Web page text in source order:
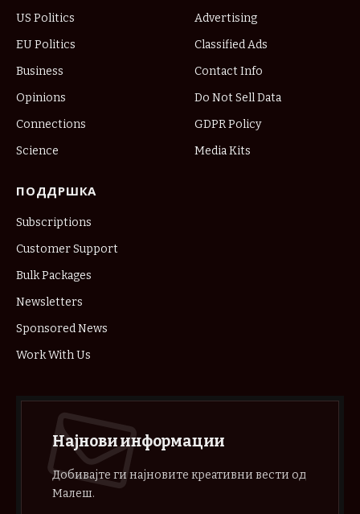
US Politics
EU Politics
Business
Opinions
Connections
Science
Advertising
Classified Ads
Contact Info
Do Not Sell Data
GDPR Policy
Media Kits
ПОДДРШКА
Subscriptions
Customer Support
Bulk Packages
Newsletters
Sponsored News
Work With Us
Најнови информации
Добивајте ги најновите креативни вести од
Малеш.